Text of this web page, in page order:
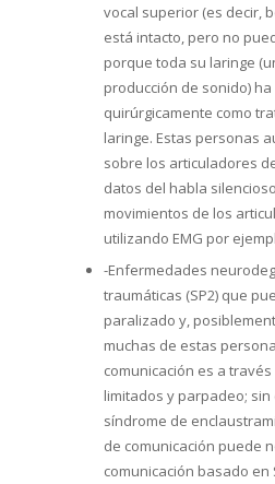
vocal superior (es decir,
está intacto, pero no
porque toda su laringe
producción de sonido)
quirúrgicamente como
laringe. Estas personas
sobre los articuladores
datos del habla
movimientos de los
utilizando EMG por
-Enfermedades
traumáticas (SP2) que
paralizado y,
muchas de estas
comunicación es a
limitados y parpadeo;
síndrome de
de comunicación puede
comunicación basado